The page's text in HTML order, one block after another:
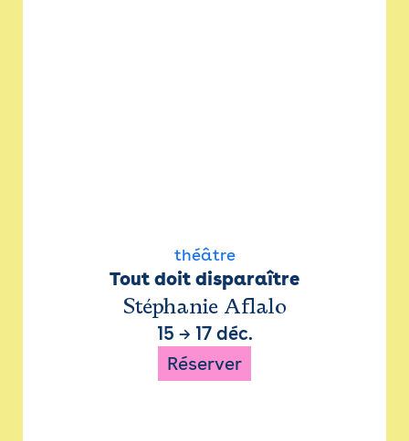
théâtre
Tout doit disparaître
Stéphanie Aflalo
15 → 17 déc.
Réserver